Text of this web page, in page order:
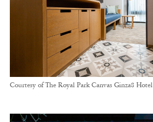
Courtesy of The Royal Park Canvas Ginza8 Hotel